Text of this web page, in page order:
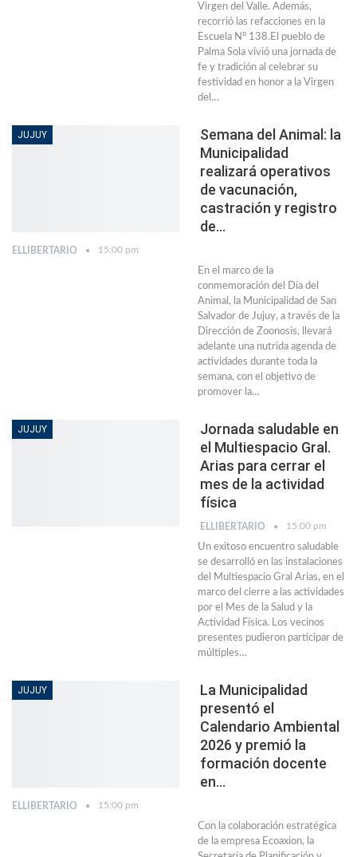
Virgen del Valle. Además,
recorrió las refacciones en la
Escuela N° 138.El pueblo de
Palma Sola vivió una jornada de
fe y tradición al celebrar su
festividad en honor a la Virgen
del…
JUJUY
Semana del Animal: la
Municipalidad
realizará operativos
de vacunación,
castración y registro
de…
ELLIBERTARIO 15:00 pm
En el marco de la
conmemoración del Día del
Animal, la Municipalidad de San
Salvador de Jujuy, a través de la
Dirección de Zoonosis, llevará
adelante una nutrida agenda de
actividades durante toda la
semana, con el objetivo de
promover la…
JUJUY
Jornada saludable en
el Multiespacio Gral.
Arias para cerrar el
mes de la actividad
física
ELLIBERTARIO 15:00 pm
Un exitoso encuentro saludable
se desarrolló en las instalaciones
del Multiespacio Gral Arias, en el
marco del cierre a las actividades
por el Mes de la Salud y la
Actividad Física. Los vecinos
presentes pudieron participar de
múltiples…
JUJUY
La Municipalidad
presentó el
Calendario Ambiental
2026 y premió la
formación docente
en…
ELLIBERTARIO 15:00 pm
Con la colaboración estratégica
de la empresa Ecoaxion, la